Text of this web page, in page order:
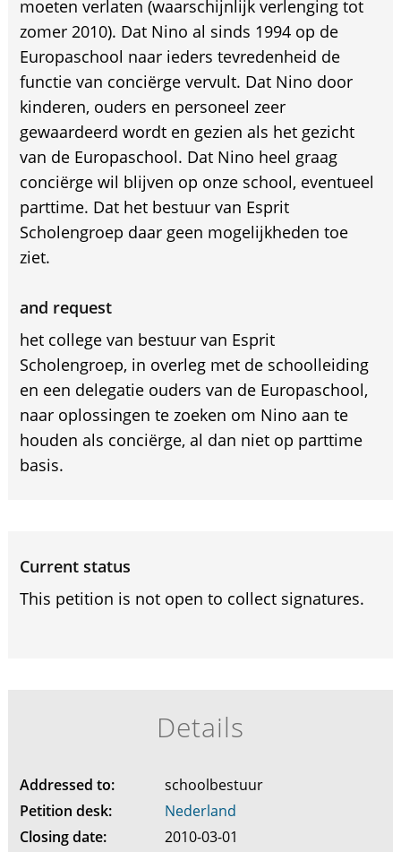
moeten verlaten (waarschijnlijk verlenging tot
zomer 2010). Dat Nino al sinds 1994 op de
Europaschool naar ieders tevredenheid de
functie van conciërge vervult. Dat Nino door
kinderen, ouders en personeel zeer
gewaardeerd wordt en gezien als het gezicht
van de Europaschool. Dat Nino heel graag
conciërge wil blijven op onze school, eventueel
parttime. Dat het bestuur van Esprit
Scholengroep daar geen mogelijkheden toe
ziet.
and request
het college van bestuur van Esprit
Scholengroep, in overleg met de schoolleiding
en een delegatie ouders van de Europaschool,
naar oplossingen te zoeken om Nino aan te
houden als conciërge, al dan niet op parttime
basis.
Current status
This petition is not open to collect signatures.
Details
Addressed to:
schoolbestuur
Petition desk:
Nederland
Closing date:
2010-03-01